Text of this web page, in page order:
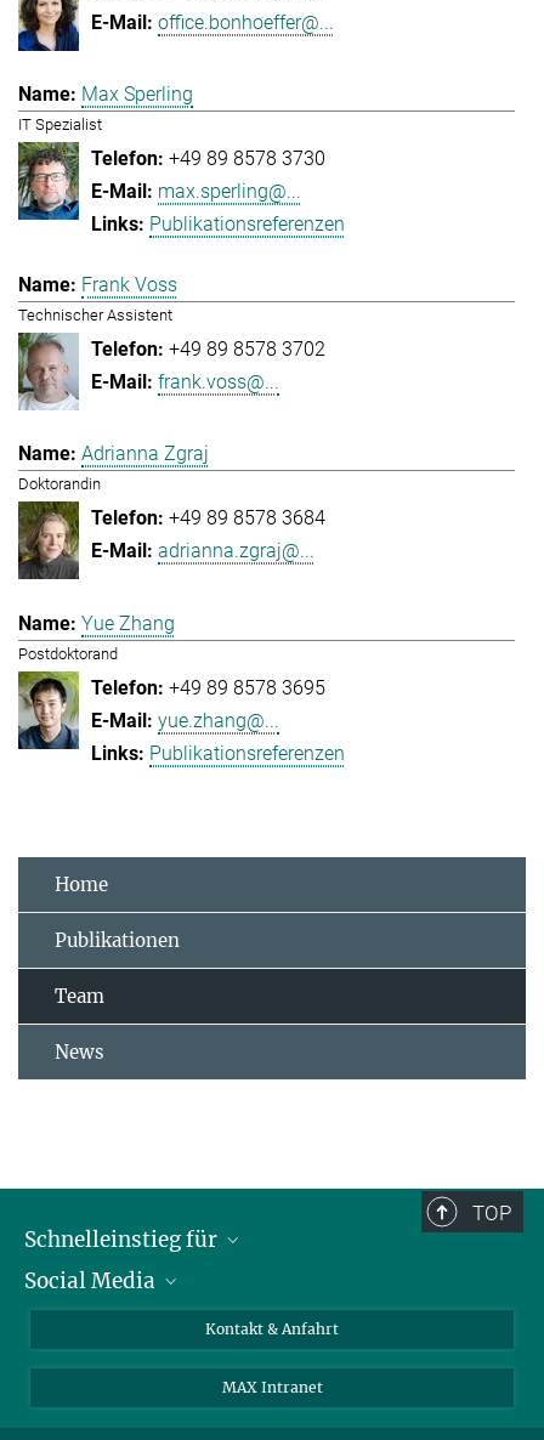
office.bonhoeffer@...
Max Sperling
IT Spezialist
+49 89 8578 3730
max.sperling@...
Publikationsreferenzen
Frank Voss
Technischer Assistent
+49 89 8578 3702
frank.voss@...
Adrianna Zgraj
Doktorandin
+49 89 8578 3684
adrianna.zgraj@...
Yue Zhang
Postdoktorand
+49 89 8578 3695
yue.zhang@...
Publikationsreferenzen
Home
Publikationen
Team
News
TOP
Schnelleinstieg für
Journalist*innen
Social Media
LinkedIn
Kontakt & Anfahrt
MAX Intranet